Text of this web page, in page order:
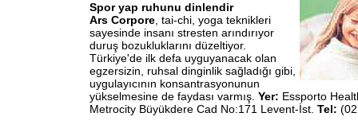
Spor yap ruhunu dinlendir
Ars Corpore , tai-chi, yoga teknikleri
sayesinde insanı stresten arındırıyor
duruş bozukluklarını düzeltiyor.
Türkiye'de ilk defa uyguyanacak olan
egzersizin, ruhsal dinginlik sağladığı gibi,
uygulayıcının konsantrasyonunun
yükselmesine de faydası varmış. Yer: Essporto
Metrocity Büyükdere Cad No:171 Levent-İst. Tel: